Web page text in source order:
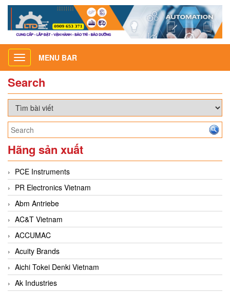
Toggle
navigation
MENU BAR
Search
Hãng sản xuất
PCE Instruments
PR Electronics Vietnam
Abm Antriebe
AC&T Vietnam
ACCUMAC
Acuity Brands
Aichi Tokei Denki Vietnam
Ak Industries